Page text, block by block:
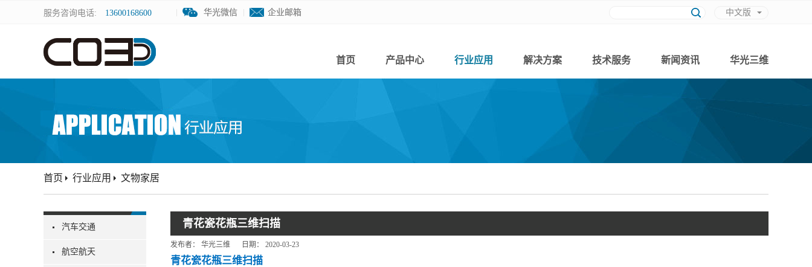
服务咨询电话: 13600168600
中文版
企业邮箱
华光微信 企业邮箱
华光微信
首页 产品中心 行业应用 解决方案 技术服务 新闻资讯 华光三维
汽车交通
航空航天
首页 行业应用 文物家居
青花瓷花瓶三维扫描
发布者： 华光三维 日期： 2020-03-23
青花瓷花瓶三维扫描